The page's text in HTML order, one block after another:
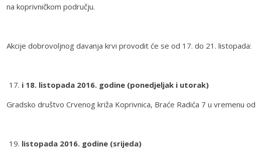
na koprivničkom području.
Akcije dobrovoljnog davanja krvi provodit će se od 17. do 21. listopada:
i 18. listopada 2016. godine (ponedjeljak i utorak)
Gradsko društvo Crvenog križa Koprivnica, Braće Radića 7 u vremenu od
listopada 2016. godine (srijeda)